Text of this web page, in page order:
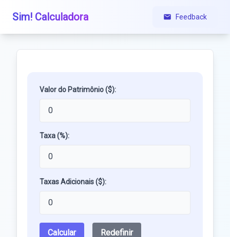
Sim! Calculadora Feedback
Valor do Patrimônio ($):
Taxa (%):
Taxas Adicionais ($):
Calcular Redefinir